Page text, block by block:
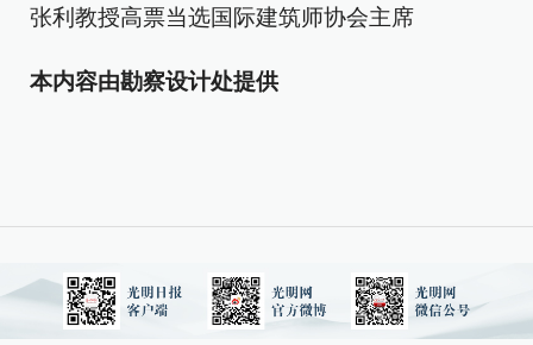
张利教授高票当选国际建筑师协会主席
本内容由勘察设计处提供